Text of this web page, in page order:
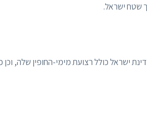
שטח ישראל.
ישראל כולל רצועת מימי-החופין שלה, וכן